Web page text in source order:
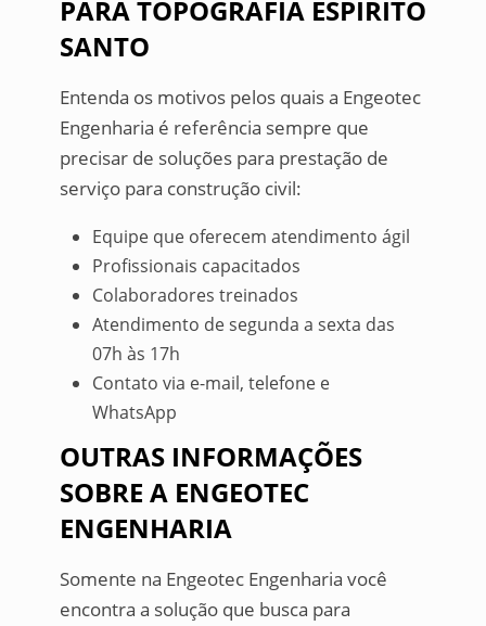
PARA TOPOGRAFIA ESPIRITO
SANTO
Entenda os motivos pelos quais a Engeotec
Engenharia é referência sempre que
precisar de soluções para prestação de
serviço para construção civil:
Equipe que oferecem atendimento ágil
Profissionais capacitados
Colaboradores treinados
Atendimento de segunda a sexta das
07h às 17h
Contato via e-mail, telefone e
WhatsApp
OUTRAS INFORMAÇÕES
SOBRE A ENGEOTEC
ENGENHARIA
Somente na Engeotec Engenharia você
encontra a solução que busca para